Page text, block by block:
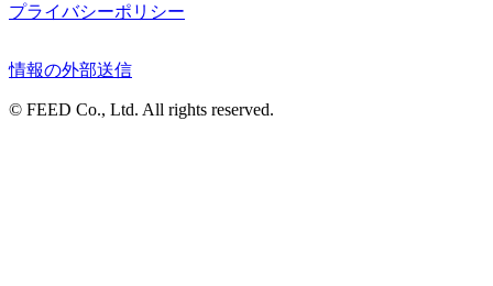
プライバシーポリシー
情報の外部送信
© FEED Co., Ltd. All rights reserved.